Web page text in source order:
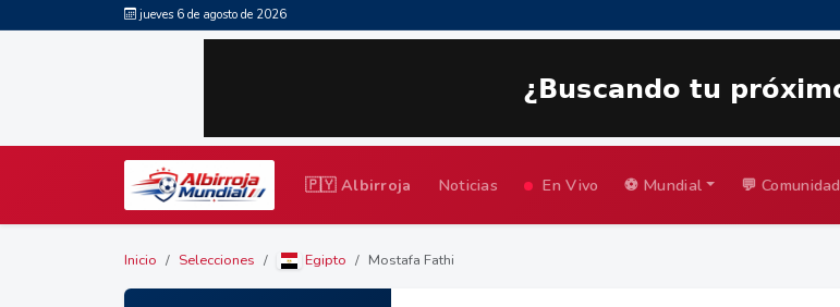
jueves 6 de agosto de 2026
🇵🇾 Albirroja Noticias En Vivo ⚽ Mundial 💬 Comunidad
Inicio Selecciones Egipto Mostafa Fathi